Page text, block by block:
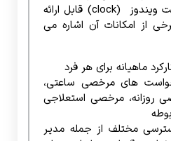
که در کنار نرم افزار تحت ویندوز (clock) قابل ارائه
از امکانات آن اشاره می
ماهیانه برای هر فرد
های مرخصی ساعتی،
روزانه، مرخصی استعلاجی
مختلف از جمله مدیر